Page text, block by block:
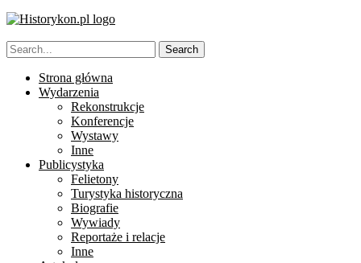
Strona główna
Wydarzenia
Rekonstrukcje
Konferencje
Wystawy
Inne
Publicystyka
Felietony
Turystyka historyczna
Biografie
Wywiady
Reportaże i relacje
Inne